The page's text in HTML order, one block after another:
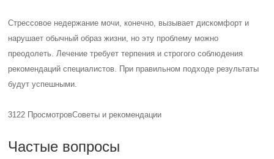
Стрессовое недержание мочи, конечно, вызывает дискомфорт и
нарушает обычный образ жизни, но эту проблему можно
преодолеть. Лечение требует терпения и строгого соблюдения
рекомендаций специалистов. При правильном подходе результаты
будут успешными.
3122 ПросмотровСоветы и рекомендации
Частые вопросы